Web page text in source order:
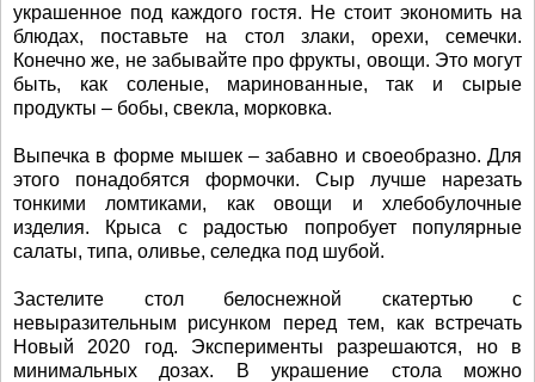
украшенное под каждого гостя. Не стоит экономить на
блюдах, поставьте на стол злаки, орехи, семечки.
Конечно же, не забывайте про фрукты, овощи. Это могут
быть, как соленые, маринованные, так и сырые
продукты – бобы, свекла, морковка.
Выпечка в форме мышек – забавно и своеобразно. Для
этого понадобятся формочки. Сыр лучше нарезать
тонкими ломтиками, как овощи и хлебобулочные
изделия. Крыса с радостью попробует популярные
салаты, типа, оливье, селедка под шубой.
Застелите стол белоснежной скатертью с
невыразительным рисунком перед тем, как встречать
Новый 2020 год. Эксперименты разрешаются, но в
минимальных дозах. В украшение стола можно